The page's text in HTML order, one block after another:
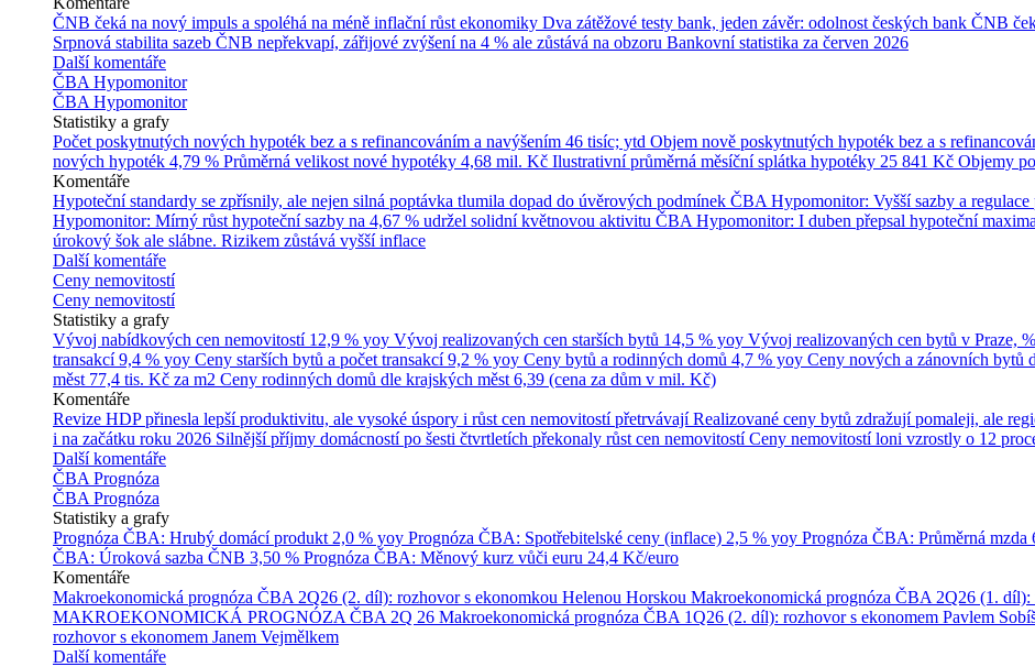
ČNB čeká na nový impuls a spoléhá na méně inflační růst ekonomiky Dva zátěžové testy bank, jeden závěr: odolnost českých bank ČNB
Srpnová stabilita sazeb ČNB nepřekvapí, zářijové zvýšení na 4 % ale zůstává na obzoru Bankovní statistika za červen 2026
Další komentáře
ČBA Hypomonitor
ČBA Hypomonitor
Statistiky a grafy
Počet poskytnutých nových hypoték bez a s refinancováním a navýšením 46 tisíc; ytd Objem nově poskytnutých hypoték bez a s
nových hypoték 4,79 % Průměrná velikost nové hypotéky 4,68 mil. Kč Ilustrativní průměrná měsíční splátka hypotéky 25 841 Kč Objemy
Komentáře
Hypoteční standardy se zpřísnily, ale nejen silná poptávka tlumila dopad do úvěrových podmínek ČBA Hypomonitor: Vyšší sazby a
Hypomonitor: Mírný růst hypoteční sazby na 4,67 % udržel solidní květnovou aktivitu ČBA Hypomonitor: I duben přepsal hypoteční
úrokový šok ale slábne. Rizikem zůstává vyšší inflace
Další komentáře
Ceny nemovitostí
Ceny nemovitostí
Statistiky a grafy
Vývoj nabídkových cen nemovitostí 12,9 % yoy Vývoj realizovaných cen starších bytů 14,5 % yoy Vývoj realizovaných cen bytů v Praze,
transakcí 9,4 % yoy Ceny starších bytů a počet transakcí 9,2 % yoy Ceny bytů a rodinných domů 4,7 % yoy Ceny nových a zánovních bytů
měst 77,4 tis. Kč za m2 Ceny rodinných domů dle krajských měst 6,39 (cena za dům v mil. Kč)
Komentáře
Revize HDP přinesla lepší produktivitu, ale vysoké úspory i růst cen nemovitostí přetrvávají Realizované ceny bytů zdražují pomaleji, ale
i na začátku roku 2026 Silnější příjmy domácností po šesti čtvrtletích překonaly růst cen nemovitostí Ceny nemovitostí loni vzrostly o 12
Další komentáře
ČBA Prognóza
ČBA Prognóza
Statistiky a grafy
Prognóza ČBA: Hrubý domácí produkt 2,0 % yoy Prognóza ČBA: Spotřebitelské ceny (inflace) 2,5 % yoy Prognóza ČBA: Průměrná mzda
ČBA: Úroková sazba ČNB 3,50 % Prognóza ČBA: Měnový kurz vůči euru 24,4 Kč/euro
Komentáře
Makroekonomická prognóza ČBA 2Q26 (2. díl): rozhovor s ekonomkou Helenou Horskou Makroekonomická prognóza ČBA 2Q26 (1. díl):
MAKROEKONOMICKÁ PROGNÓZA ČBA 2Q 26 Makroekonomická prognóza ČBA 1Q26 (2. díl): rozhovor s ekonomem Pavlem
rozhovor s ekonomem Janem Vejmělkem
Další komentáře